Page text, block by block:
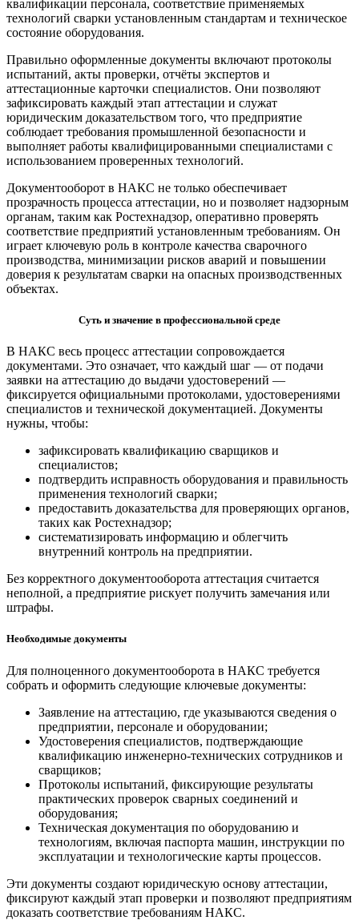
квалификации персонала, соответствие применяемых
технологий сварки установленным стандартам и техническое
состояние оборудования.
Правильно оформленные документы включают протоколы
испытаний, акты проверки, отчёты экспертов и
аттестационные карточки специалистов. Они позволяют
зафиксировать каждый этап аттестации и служат
юридическим доказательством того, что предприятие
соблюдает требования промышленной безопасности и
выполняет работы квалифицированными специалистами с
использованием проверенных технологий.
Документооборот в НАКС не только обеспечивает
прозрачность процесса аттестации, но и позволяет надзорным
органам, таким как Ростехнадзор, оперативно проверять
соответствие предприятий установленным требованиям. Он
играет ключевую роль в контроле качества сварочного
производства, минимизации рисков аварий и повышении
доверия к результатам сварки на опасных производственных
объектах.
Суть и значение в профессиональной среде
В НАКС весь процесс аттестации сопровождается
документами. Это означает, что каждый шаг — от подачи
заявки на аттестацию до выдачи удостоверений —
фиксируется официальными протоколами, удостоверениями
специалистов и технической документацией. Документы
нужны, чтобы:
зафиксировать квалификацию сварщиков и
специалистов;
подтвердить исправность оборудования и правильность
применения технологий сварки;
предоставить доказательства для проверяющих органов,
таких как Ростехнадзор;
систематизировать информацию и облегчить
внутренний контроль на предприятии.
Без корректного документооборота аттестация считается
неполной, а предприятие рискует получить замечания или
штрафы.
Необходимые документы
Для полноценного документооборота в НАКС требуется
собрать и оформить следующие ключевые документы:
Заявление на аттестацию, где указываются сведения о
предприятии, персонале и оборудовании;
Удостоверения специалистов, подтверждающие
квалификацию инженерно-технических сотрудников и
сварщиков;
Протоколы испытаний, фиксирующие результаты
практических проверок сварных соединений и
оборудования;
Техническая документация по оборудованию и
технологиям, включая паспорта машин, инструкции по
эксплуатации и технологические карты процессов.
Эти документы создают юридическую основу аттестации,
фиксируют каждый этап проверки и позволяют предприятиям
доказать соответствие требованиям НАКС.